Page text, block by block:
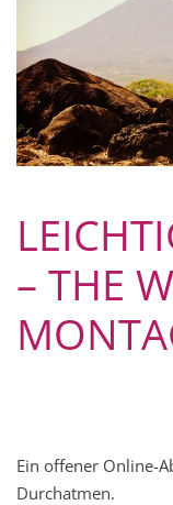
– THE
Ein offener Online-
Durchatmen.